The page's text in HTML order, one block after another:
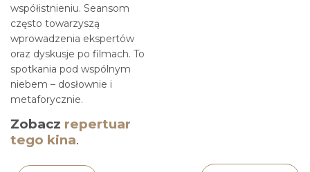
współistnieniu. Seansom
często towarzyszą
wprowadzenia ekspertów
oraz dyskusje po filmach. To
spotkania pod wspólnym
niebem – dosłownie i
metaforycznie.
Zobacz repertuar
tego kina.